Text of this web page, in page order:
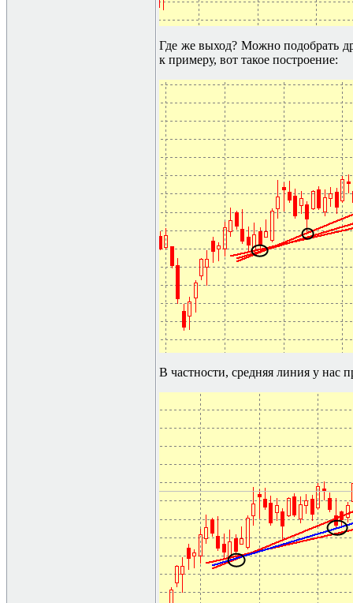
Где же выход? Можно подобрать
к примеру, вот такое построение:
В частности, средняя линия у нас